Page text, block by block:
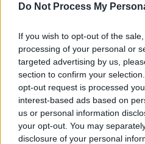
Do Not Process My
If you wish to opt-out of the
processing of your personal or
targeted advertising by us,
section to confirm your
opt-out request is processed
interest-based ads based on
us or personal information
your opt-out. You may
disclosure of your personal
Η είδηση του θανάτου
Μιχαΐλοφσκόρπισε
ποδόσφαιρο. Ο άλλοτε
τερματοφύλακας
31/03, μετά από
διάστημα βρισκόταν
από ένα εγκεφαλικό
τον Νοέμβριο του 2025.